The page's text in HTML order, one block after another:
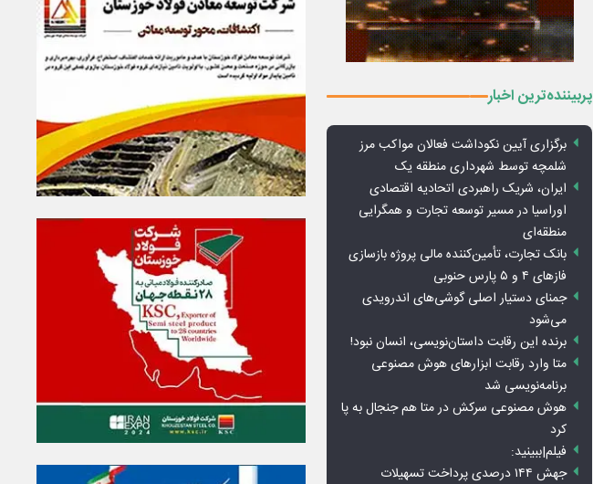
پربیننده‌ترین اخبار
برگزاری آیین نکوداشت فعالان مواکب مرز
شلمچه توسط شهرداری منطقه یک
ایران، شریک راهبردی اتحادیه اقتصادی
اوراسیا در مسیر توسعه تجارت و همگرایی
منطقه‌ای
بانک تجارت، تأمین‌کننده مالی پروژه بازسازی
فازهای ۴ و ۵ پارس حنوبی
جمنای دستیار اصلی گوشی‌های اندرویدی
می‌شود
برنده این رقابت داستان‌نویسی، انسان نبود!
متا وارد رقابت ابزارهای هوش مصنوعی
برنامه‌نویسی شد
هوش مصنوعی سرکش در متا هم جنجال به پا
کرد
فیلم|ببینید:
جهش ۱۴۴ درصدی پرداخت تسهیلات